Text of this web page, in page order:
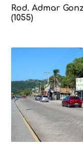
Rod. Admar
(1055)